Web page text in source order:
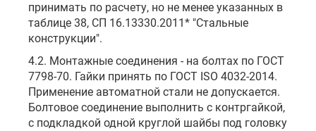
принимать по расчету, но не менее указанных в
таблице 38, СП 16.13330.2011* "Стальные
конструкции".
4.2. Монтажные соединения - на болтах по ГОСТ
7798-70. Гайки принять по ГОСТ ISO 4032-2014.
Применение автоматной стали не допускается.
Болтовое соединение выполнить с контргайкой,
с подкладкой одной круглой шайбы под головку